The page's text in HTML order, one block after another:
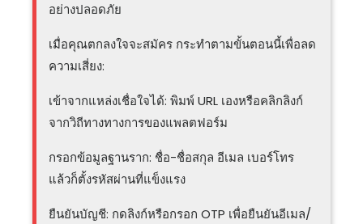
อย่างปลอดภัย
เมื่อคุณตกลงใจจะสมัคร กระทำตามขั้นตอนนี้เพื่อลด
ความเสี่ยง:
เข้าจากแหล่งเชื่อใจได้: พิมพ์ URL เองหรือคลิกลิงก์
จากวิถีทางทางการของแพลตฟอร์ม
กรอกข้อมูลฐานราก: ชื่อ-ชื่อสกุล อีเมล เบอร์โทร
แล้วก็ตั้งรหัสผ่านที่แข็งแรง
ยืนยันบัญชี: กดลิงก์หรือกรอก OTP เพื่อยืนยันอีเมล/